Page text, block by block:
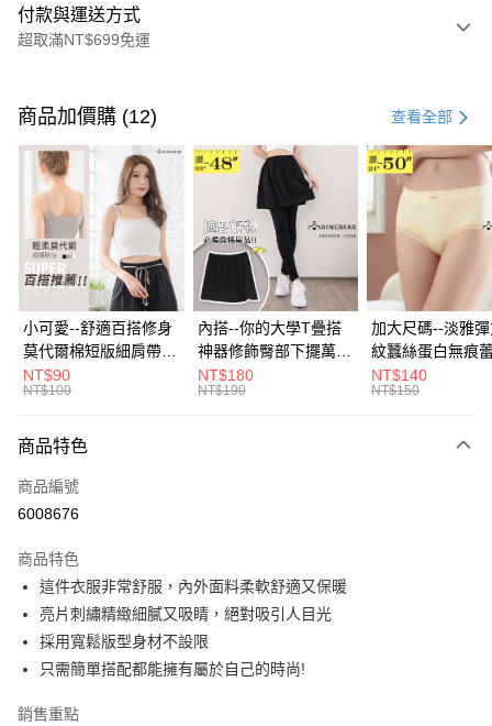
付款與運送方式
超取滿NT$699免運
信用卡一次付款
超商取貨付款
LINE Pay
Apple Pay
街口支付
悠遊付
Google Pay
全盈+PAY
大哥付你分期
【大哥付你分期使用說明】
1.本服務由台灣大哥大提供，台灣大哥大用戶可立即使用無須另外申請。
流程，驗證手機門號後，選擇欲分期的期數、繳款截止日，確認付款後即完
成交易。
3.實際核准額度、可分期數及費用金額請依後續交易確認頁面所載為準。
4.訂單成立30分鐘內，如未前往確認交易或遇審核未通過，訂單將自動取
法說明評估內容。
【繳款方式說明】
醒簡訊。
AFTEE先享後付
【關於「AFTEE先享後付」】
AFTEE先享後付是「在收到商品之後才付款」的支付方式。 讓您購物簡單
便利好安心！
１．簡單：不需註冊會員、不需綁卡、不需儲值。
２．便利：只要手機號碼，簡訊認證，即可結帳。
３．安心：先確認商品／服務後，再付款。
１．於結帳方式選擇「AFTEE先享後付」後，將跳轉至「AFTEE先享後付」
ATM付款
全家取貨付款
商品加價購 (12) 查看全部
小可愛--舒適百搭修身
莫代爾棉短版細肩帶素
色背心(白.黑.灰L-2L)-
U582眼圈熊中大尺碼
NT$90
NT$100
內搭--你的大學T疊搭
神器修飾臀部下擺萬用
內搭裙/遮臀裙(黑2L-
6L)-Q155眼圈熊中大
NT$180
NT$190
加大尺碼--淡雅
紋蠶絲蛋白無痕
角內褲(白.粉.藍.
3L)-L28眼圈熊中
NT$140
NT$150
商品特色
商品編號
6008676
商品特色
這件衣服非常舒服，內外面料柔軟舒適又保暖
亮片刺繡精緻細膩又吸睛，絕對吸引人目光
採用寬鬆版型身材不設限
只需簡單搭配都能擁有屬於自己的時尚!
銷售重點